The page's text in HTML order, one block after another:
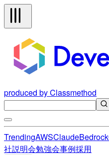
produced by Classmethod
TrendingAWSClaudeBedrock
社説明会勉強会事例採用